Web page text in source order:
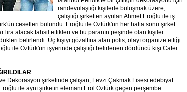
randevulaştığı kişilerle buluşmak üzere,
çalıştığı şirketten ayrılan Ahmet Eroğlu ile iş
cesetleri bulundu. Eroğlu ile Öztürk'ün her hafta sonu şirket
lira alacak tahsil ettikleri ve bu paranın peşinde olan kişiler
belirlendi. Üç kişiyi gözaltına alan polis, olayı organize ettiği
ile Öztürk'ün işyerinde çalıştığı belirlenen dördüncü kişi Cafer
Dekorasyon şirketinde çalışan, Fevzi Çakmak Lisesi edebiyat
ile aynı şirketin elemanı Erol Öztürk geçen perşembe